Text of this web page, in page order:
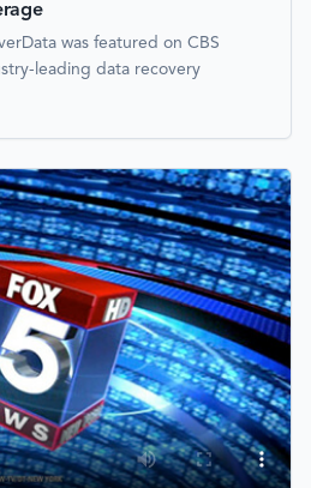
was featured on CBS
leading data recovery